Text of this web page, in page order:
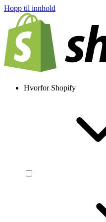
Hopp til innhold
Hvorfor Shopify